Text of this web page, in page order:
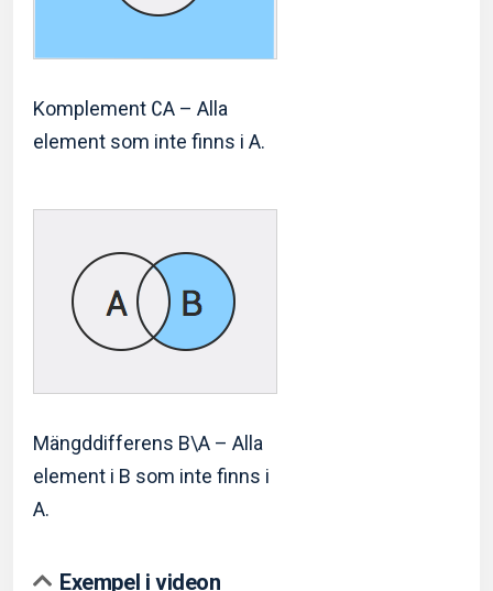
Komplement ∁A – Alla
element som inte finns i A.
Mängddifferens B\A – Alla
element i B som inte finns i
A.
Exempel i videon